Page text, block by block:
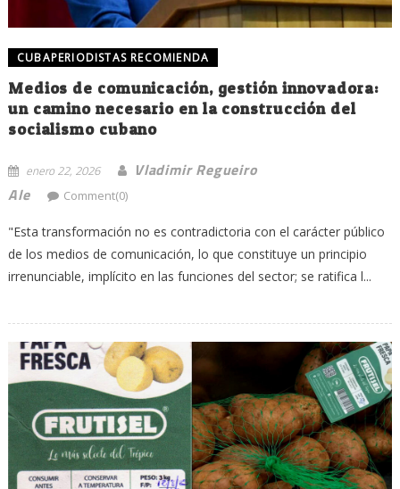
CUBAPERIODISTAS RECOMIENDA
Medios de comunicación, gestión innovadora:
un camino necesario en la construcción del
socialismo cubano
enero 22, 2026
Vladimir Regueiro
Ale
Comment(0)
"Esta transformación no es contradictoria con el carácter público
de los medios de comunicación, lo que constituye un principio
irrenunciable, implícito en las funciones del sector; se ratifica l...